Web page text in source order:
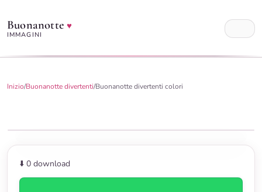
Buonanotte♥
IMMAGINI
Inizio/Buonanotte divertenti/Buonanotte divertenti colori
⬇️ 0 download